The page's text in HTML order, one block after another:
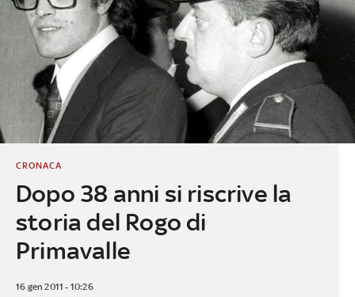
Dopo 38 anni si riscrive la
storia del Rogo di
Primavalle
CRONACA
16 gen 2011 - 10:26